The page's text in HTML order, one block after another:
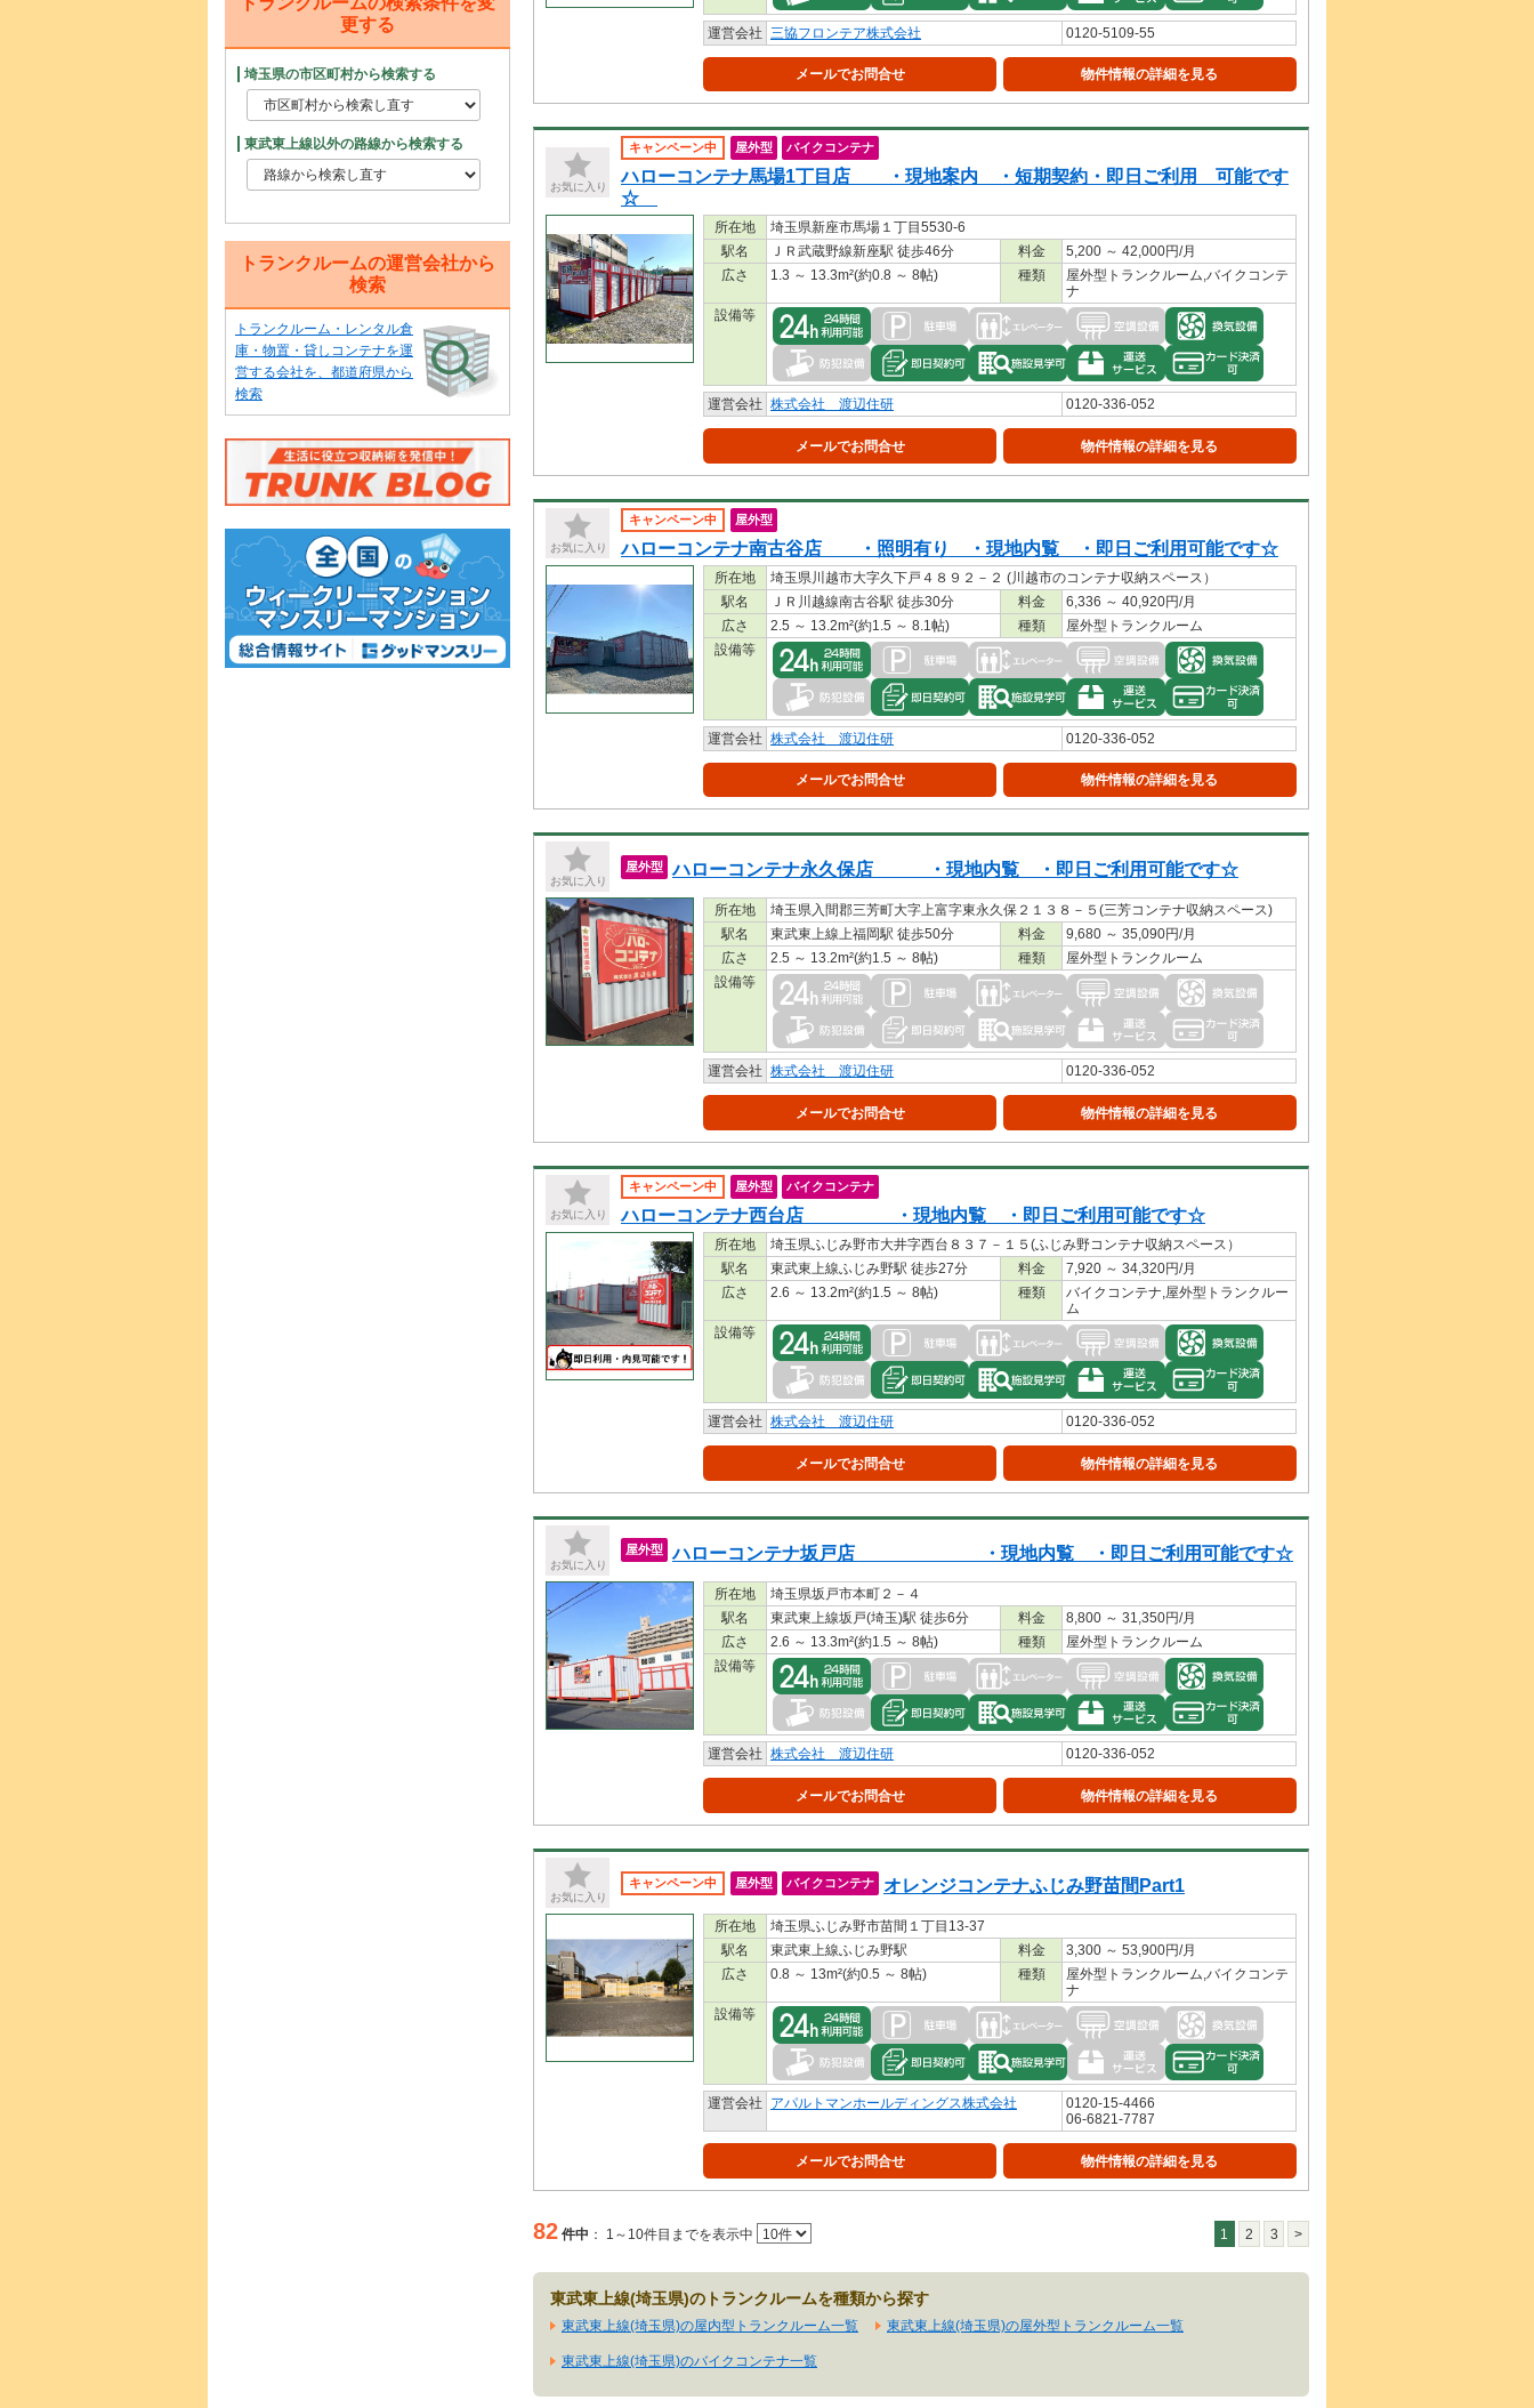
運営会社 三協フロンテア株式会社 0120-5109-55
メールでお問合せ 物件情報の詳細を見る
お気に入り
キャンペーン中 屋外型 バイクコンテナ
ハローコンテナ馬場1丁目店 ・現地案内 ・短期契約・即日ご利用 可能です
☆
所在地
埼玉県新座市馬場１丁目5530-6
駅名
ＪＲ武蔵野線新座駅 徒歩46分 料金
5,200 ～ 42,000円/月
広さ
1.3 ～ 13.3m²(約0.8 ～ 8帖) 種類
屋外型トランクルーム,バイクコンテ
ナ
設備等
運営会社 株式会社 渡辺住研 0120-336-052
メールでお問合せ 物件情報の詳細を見る
お気に入り
キャンペーン中 屋外型
ハローコンテナ南古谷店 ・照明有り ・現地内覧 ・即日ご利用可能です☆
所在地
埼玉県川越市大字久下戸４８９２－２ (川越市のコンテナ収納スペース）
駅名
ＪＲ川越線南古谷駅 徒歩30分 料金
6,336 ～ 40,920円/月
広さ
2.5 ～ 13.2m²(約1.5 ～ 8.1帖) 種類
屋外型トランクルーム
設備等
運営会社 株式会社 渡辺住研 0120-336-052
メールでお問合せ 物件情報の詳細を見る
お気に入り
屋外型 ハローコンテナ永久保店 ・現地内覧 ・即日ご利用可能です☆
所在地
埼玉県入間郡三芳町大字上富字東永久保２１３８－５(三芳コンテナ収納スペース)
駅名
東武東上線上福岡駅 徒歩50分 料金
9,680 ～ 35,090円/月
広さ
2.5 ～ 13.2m²(約1.5 ～ 8帖) 種類
屋外型トランクルーム
設備等
運営会社 株式会社 渡辺住研 0120-336-052
メールでお問合せ 物件情報の詳細を見る
お気に入り
キャンペーン中 屋外型 バイクコンテナ
ハローコンテナ西台店 ・現地内覧 ・即日ご利用可能です☆
所在地
埼玉県ふじみ野市大井字西台８３７－１５(ふじみ野コンテナ収納スペース）
駅名
東武東上線ふじみ野駅 徒歩27分 料金
7,920 ～ 34,320円/月
広さ
2.6 ～ 13.2m²(約1.5 ～ 8帖) 種類
バイクコンテナ,屋外型トランクルー
ム
設備等
運営会社 株式会社 渡辺住研 0120-336-052
メールでお問合せ 物件情報の詳細を見る
お気に入り
屋外型 ハローコンテナ坂戸店 ・現地内覧 ・即日ご利用可能です☆
所在地
埼玉県坂戸市本町２－４
駅名
東武東上線坂戸(埼玉)駅 徒歩6分 料金
8,800 ～ 31,350円/月
広さ
2.6 ～ 13.3m²(約1.5 ～ 8帖) 種類
屋外型トランクルーム
設備等
運営会社 株式会社 渡辺住研 0120-336-052
メールでお問合せ 物件情報の詳細を見る
お気に入り
キャンペーン中 屋外型 バイクコンテナ オレンジコンテナふじみ野苗間Part1
所在地
埼玉県ふじみ野市苗間１丁目13-37
駅名
東武東上線ふじみ野駅 料金
3,300 ～ 53,900円/月
広さ
0.8 ～ 13m²(約0.5 ～ 8帖) 種類
屋外型トランクルーム,バイクコンテ
ナ
設備等
運営会社 アパルトマンホールディングス株式会社
0120-15-4466
06-6821-7787
メールでお問合せ 物件情報の詳細を見る
82 件中 ： 1～10件目までを表示中 1 2 3 >
東武東上線(埼玉県)のトランクルームを種類から探す
東武東上線(埼玉県)の屋内型トランクルーム一覧 東武東上線(埼玉県)の屋外型トランクルーム一覧
東武東上線(埼玉県)のバイクコンテナ一覧
更する
埼玉県の市区町村から検索する
東武東上線以外の路線から検索する
トランクルームの運営会社から
検索
トランクルーム・レンタル倉
庫・物置・貸しコンテナを運
営する会社を、都道府県から
検索